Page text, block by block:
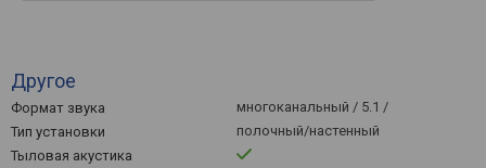
Другое
Формат звука
многоканальный / 5.1 /
Тип установки
полочный/настенный
Тыловая акустика